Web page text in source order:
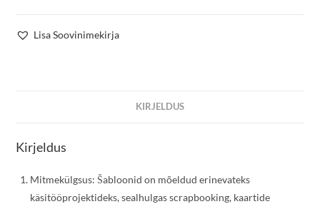
Lisa Soovinimekirja
KIRJELDUS
Kirjeldus
Mitmekülgsus: Šabloonid on mõeldud erinevateks
käsitööprojektideks, sealhulgas scrapbooking, kaartide